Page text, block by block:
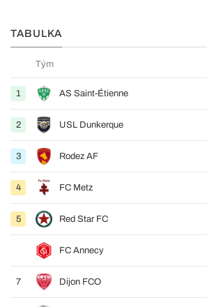
TABULKA
Tým
1 AS Saint-Étienne
2 USL Dunkerque
3 Rodez AF
4 FC Metz
5 Red Star FC
FC Annecy
7 Dijon FCO